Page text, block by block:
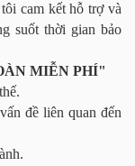
cam kết hỗ trợ và
suốt thời gian bảo
MIỄN PHÍ"
đề liên quan đến